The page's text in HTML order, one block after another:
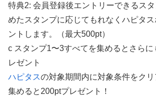
特典2: 会員登録後エントリーできるス
めたスタンプに応じてもれなくハピタ
ントします。（最大500pt）
c スタンプ1〜3すべてを集めるとさら
レゼント
ハピタスの対象期間内に対象条件をク
集めると200ptプレゼント！